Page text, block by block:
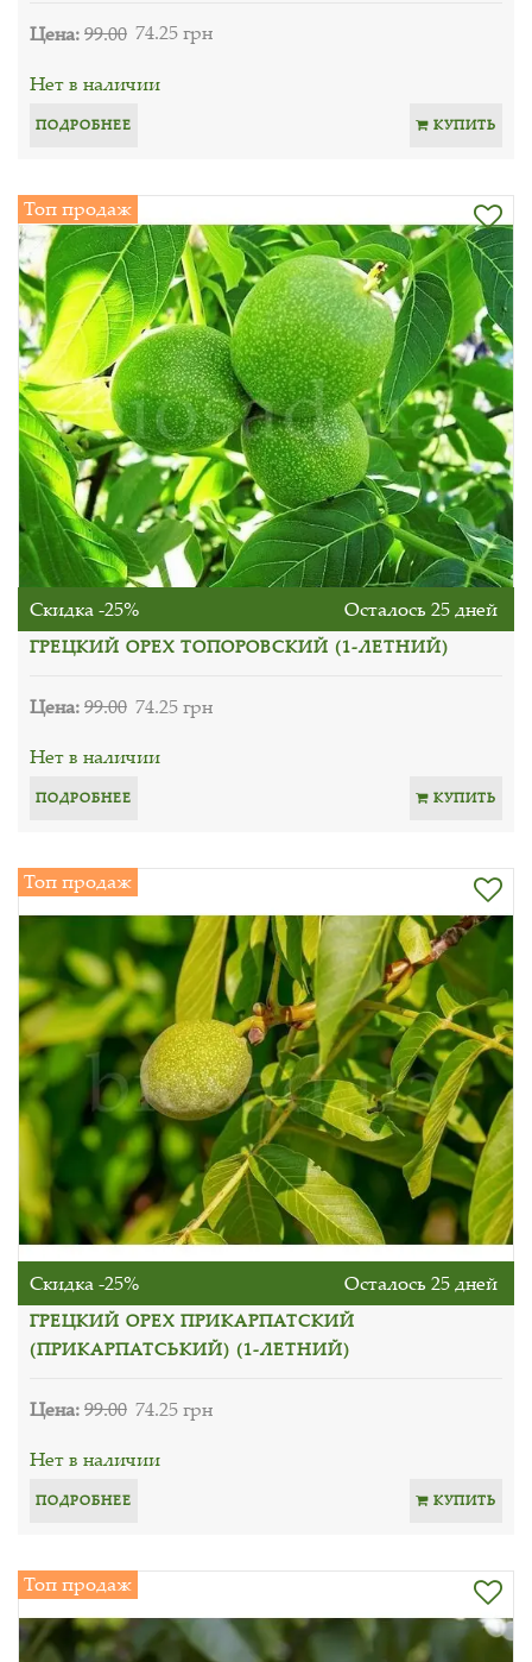
Цена:99.00 74.25 грн
Нет в наличии
ПОДРОБНЕЕ КУПИТЬ
Топ продаж
Скидка -25% Осталось 25 дней
ГРЕЦКИЙ ОРЕХ ТОПОРОВСКИЙ (1-ЛЕТНИЙ)
Цена:99.00 74.25 грн
Нет в наличии
ПОДРОБНЕЕ КУПИТЬ
Топ продаж
Скидка -25% Осталось 25 дней
ГРЕЦКИЙ ОРЕХ ПРИКАРПАТСКИЙ
(ПРИКАРПАТСЬКИЙ) (1-ЛЕТНИЙ)
Цена:99.00 74.25 грн
Нет в наличии
ПОДРОБНЕЕ КУПИТЬ
Топ продаж